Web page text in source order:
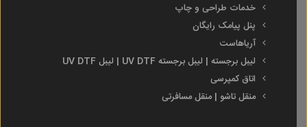
خدمات طراحی و چاپ
پنل پیامک رایگان
آریاهاست
لیبل برجسته | لیبل برجسته UV DTF | لیبل UV DTF
اتاق کمپرسی
منقل تاشو | منقل مسافرتی